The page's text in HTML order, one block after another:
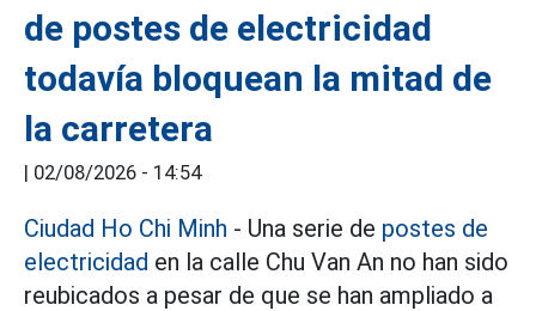
de postes de electricidad
todavía bloquean la mitad de
la carretera
| 02/08/2026 - 14:54
Ciudad Ho Chi Minh - Una serie de postes de
electricidad en la calle Chu Van An no han sido
reubicados a pesar de que se han ampliado a